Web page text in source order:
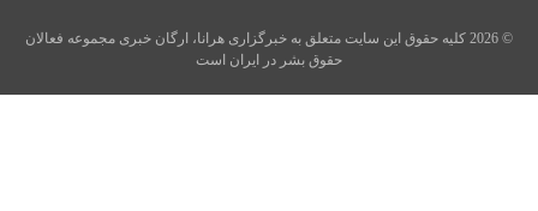
© 2026 کلیه حقوق این سایت متعلق به خبرگزاری هرانا، ارگان خبری مجموعه فعالان
حقوق بشر در ایران است